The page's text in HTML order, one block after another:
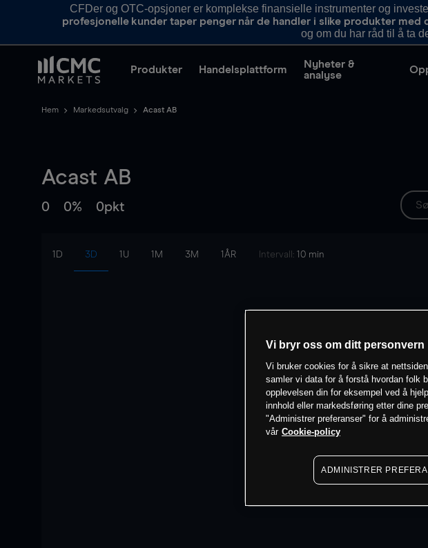
CFDer og OTC-opsjoner er komplekse finansielle instrumenter og
profesjonelle kunder taper penger når de handler i slike produkter med
og om du har råd til å ta
Produkter Handelsplattform
Nyheter &
analyse
Hem Markedsutvalg Acast AB
Acast AB
0 0% 0pkt
1D 3D 1U 1M 3M 1ÅR Intervall: 10 min
Vi bryr oss om ditt personvern
Vi bruker cookies for å sikre at
samler vi data for å forstå hvordan folk
opplevelsen din for eksempel ved å
innhold eller markedsføring etter dine
"Administrer preferanser" for å
vår Cookie-policy
ADMINISTRER